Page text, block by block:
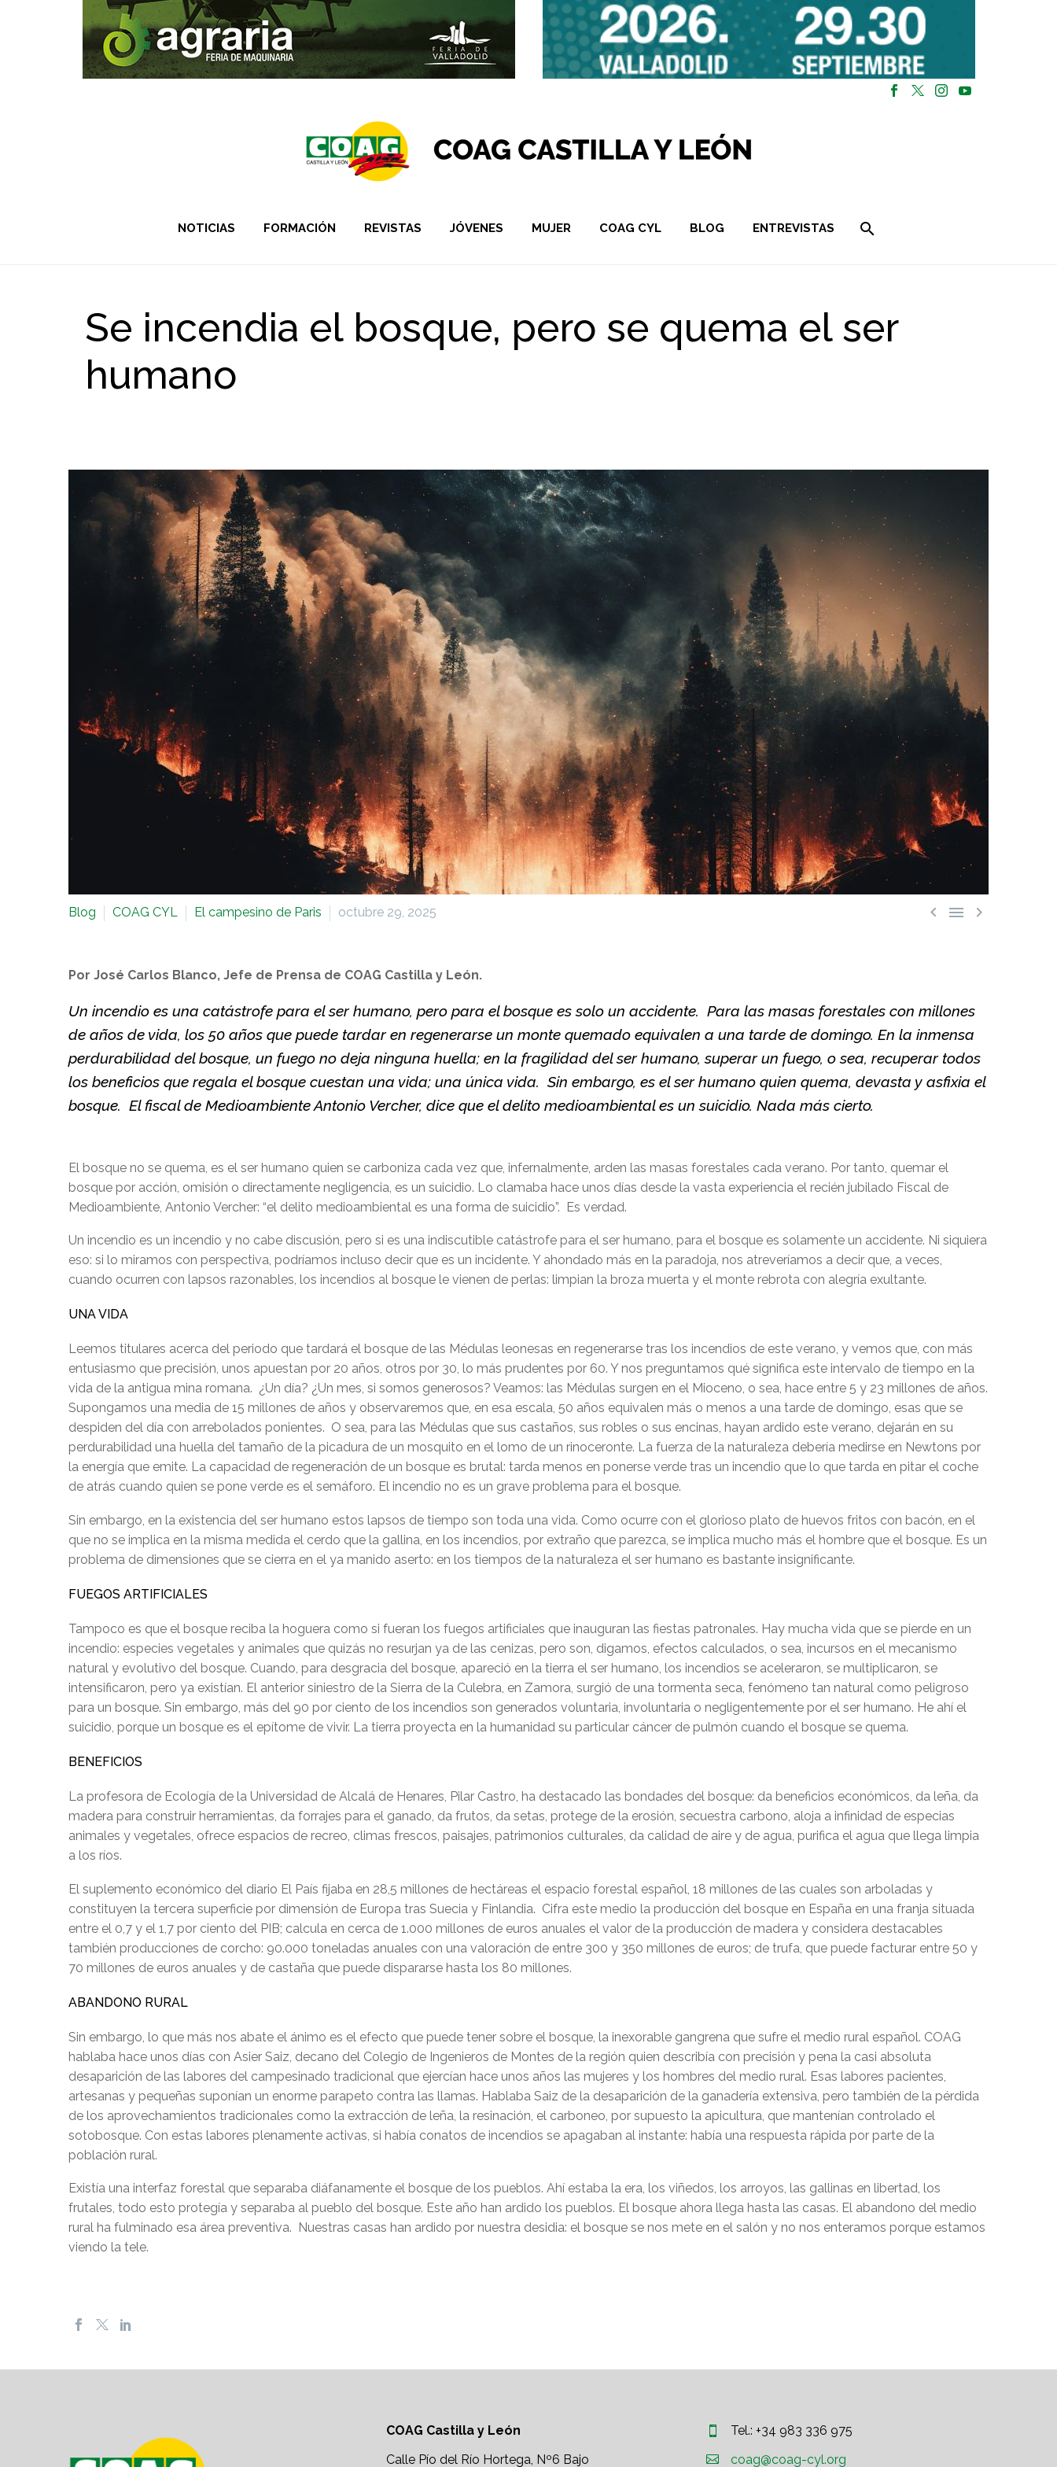
NOTICIAS FORMACIÓN REVISTAS JÓVENES MUJER COAG CYL BLOG ENTREVISTAS
Se incendia el bosque, pero se quema el ser
humano
  
Blog COAG CYL El campesino de Paris octubre 29, 2025
Por José Carlos Blanco, Jefe de Prensa de COAG Castilla y León.
Un incendio es una catástrofe para el ser humano, pero para el bosque es solo un accidente. Para las masas forestales con millones
de años de vida, los 50 años que puede tardar en regenerarse un monte quemado equivalen a una tarde de domingo. En la inmensa
perdurabilidad del bosque, un fuego no deja ninguna huella; en la fragilidad del ser humano, superar un fuego, o sea, recuperar todos
los beneficios que regala el bosque cuestan una vida; una única vida. Sin embargo, es el ser humano quien quema, devasta y asfixia el
bosque. El fiscal de Medioambiente Antonio Vercher, dice que el delito medioambiental es un suicidio. Nada más cierto.
El bosque no se quema, es el ser humano quien se carboniza cada vez que, infernalmente, arden las masas forestales cada verano. Por tanto, quemar el
bosque por acción, omisión o directamente negligencia, es un suicidio. Lo clamaba hace unos días desde la vasta experiencia el recién jubilado Fiscal de
Medioambiente, Antonio Vercher: “el delito medioambiental es una forma de suicidio”. Es verdad.
Un incendio es un incendio y no cabe discusión, pero si es una indiscutible catástrofe para el ser humano, para el bosque es solamente un accidente. Ni siquiera
eso: si lo miramos con perspectiva, podríamos incluso decir que es un incidente. Y ahondado más en la paradoja, nos atreveríamos a decir que, a veces,
cuando ocurren con lapsos razonables, los incendios al bosque le vienen de perlas: limpian la broza muerta y el monte rebrota con alegría exultante.
UNA VIDA
Leemos titulares acerca del periodo que tardará el bosque de las Médulas leonesas en regenerarse tras los incendios de este verano, y vemos que, con más
entusiasmo que precisión, unos apuestan por 20 años, otros por 30, lo más prudentes por 60. Y nos preguntamos qué significa este intervalo de tiempo en la
vida de la antigua mina romana. ¿Un día? ¿Un mes, si somos generosos? Veamos: las Médulas surgen en el Mioceno, o sea, hace entre 5 y 23 millones de años.
Supongamos una media de 15 millones de años y observaremos que, en esa escala, 50 años equivalen más o menos a una tarde de domingo, esas que se
despiden del día con arrebolados ponientes. O sea, para las Médulas que sus castaños, sus robles o sus encinas, hayan ardido este verano, dejarán en su
perdurabilidad una huella del tamaño de la picadura de un mosquito en el lomo de un rinoceronte. La fuerza de la naturaleza debería medirse en Newtons por
la energía que emite. La capacidad de regeneración de un bosque es brutal: tarda menos en ponerse verde tras un incendio que lo que tarda en pitar el coche
de atrás cuando quien se pone verde es el semáforo. El incendio no es un grave problema para el bosque.
Sin embargo, en la existencia del ser humano estos lapsos de tiempo son toda una vida. Como ocurre con el glorioso plato de huevos fritos con bacón, en el
que no se implica en la misma medida el cerdo que la gallina, en los incendios, por extraño que parezca, se implica mucho más el hombre que el bosque. Es un
problema de dimensiones que se cierra en el ya manido aserto: en los tiempos de la naturaleza el ser humano es bastante insignificante.
FUEGOS ARTIFICIALES
Tampoco es que el bosque reciba la hoguera como si fueran los fuegos artificiales que inauguran las fiestas patronales. Hay mucha vida que se pierde en un
incendio: especies vegetales y animales que quizás no resurjan ya de las cenizas, pero son, digamos, efectos calculados, o sea, incursos en el mecanismo
natural y evolutivo del bosque. Cuando, para desgracia del bosque, apareció en la tierra el ser humano, los incendios se aceleraron, se multiplicaron, se
intensificaron, pero ya existían. El anterior siniestro de la Sierra de la Culebra, en Zamora, surgió de una tormenta seca, fenómeno tan natural como peligroso
para un bosque. Sin embargo, más del 90 por ciento de los incendios son generados voluntaria, involuntaria o negligentemente por el ser humano. He ahí el
suicidio, porque un bosque es el epítome de vivir. La tierra proyecta en la humanidad su particular cáncer de pulmón cuando el bosque se quema.
BENEFICIOS
La profesora de Ecología de la Universidad de Alcalá de Henares, Pilar Castro, ha destacado las bondades del bosque: da beneficios económicos, da leña, da
madera para construir herramientas, da forrajes para el ganado, da frutos, da setas, protege de la erosión, secuestra carbono, aloja a infinidad de especias
animales y vegetales, ofrece espacios de recreo, climas frescos, paisajes, patrimonios culturales, da calidad de aire y de agua, purifica el agua que llega limpia
a los ríos.
El suplemento económico del diario El País fijaba en 28,5 millones de hectáreas el espacio forestal español, 18 millones de las cuales son arboladas y
constituyen la tercera superficie por dimensión de Europa tras Suecia y Finlandia. Cifra este medio la producción del bosque en España en una franja situada
entre el 0,7 y el 1,7 por ciento del PIB; calcula en cerca de 1.000 millones de euros anuales el valor de la producción de madera y considera destacables
también producciones de corcho: 90.000 toneladas anuales con una valoración de entre 300 y 350 millones de euros; de trufa, que puede facturar entre 50 y
70 millones de euros anuales y de castaña que puede dispararse hasta los 80 millones.
ABANDONO RURAL
Sin embargo, lo que más nos abate el ánimo es el efecto que puede tener sobre el bosque, la inexorable gangrena que sufre el medio rural español. COAG
hablaba hace unos días con Asier Saiz, decano del Colegio de Ingenieros de Montes de la región quien describía con precisión y pena la casi absoluta
desaparición de las labores del campesinado tradicional que ejercían hace unos años las mujeres y los hombres del medio rural. Esas labores pacientes,
artesanas y pequeñas suponían un enorme parapeto contra las llamas. Hablaba Saiz de la desaparición de la ganadería extensiva, pero también de la pérdida
de los aprovechamientos tradicionales como la extracción de leña, la resinación, el carboneo, por supuesto la apicultura, que mantenían controlado el
sotobosque. Con estas labores plenamente activas, si había conatos de incendios se apagaban al instante: había una respuesta rápida por parte de la
población rural.
Existía una interfaz forestal que separaba diáfanamente el bosque de los pueblos. Ahí estaba la era, los viñedos, los arroyos, las gallinas en libertad, los
frutales, todo esto protegía y separaba al pueblo del bosque. Este año han ardido los pueblos. El bosque ahora llega hasta las casas. El abandono del medio
rural ha fulminado esa área preventiva. Nuestras casas han ardido por nuestra desidia: el bosque se nos mete en el salón y no nos enteramos porque estamos
viendo la tele.
COAG Castilla y León
Calle Pío del Río Hortega, Nº6 Bajo

 Tel.: +34 983 336 975

 coag@coag-cyl.org